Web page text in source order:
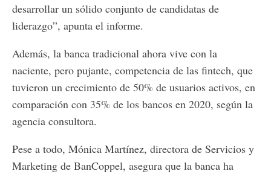
desarrollar un sólido conjunto de candidatas de
liderazgo”, apunta el informe.
Además, la banca tradicional ahora vive con la
naciente, pero pujante, competencia de las fintech, que
tuvieron un crecimiento de 50% de usuarios activos, en
comparación con 35% de los bancos en 2020, según la
agencia consultora.
Pese a todo, Mónica Martínez, directora de Servicios y
Marketing de BanCoppel, asegura que la banca ha